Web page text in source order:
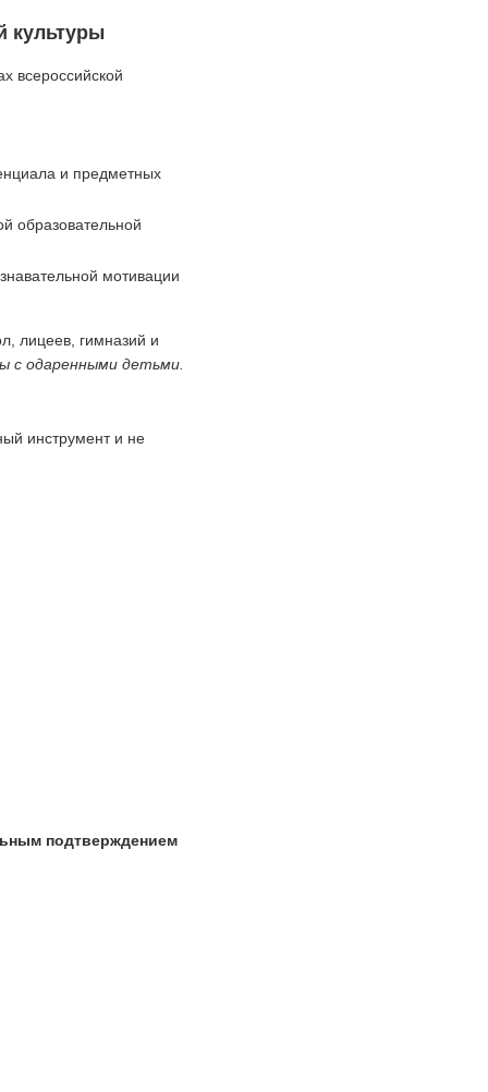
культуры
всероссийской
и предметных
образовательной
мотивации
лицеев, гимназий и
с одаренными детьми.
инструмент и не
подтверждением